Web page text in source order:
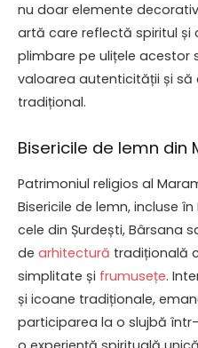
nu doar elemente
artă care reflectă spiritul și
plimbare pe ulițele acestor
valoarea autenticității și să
tradițional.
Bisericile de lemn din
Patrimoniul religios al
Bisericile de lemn, incluse
cele din Șurdești, Bârsana
de arhitectură tradițională
simplitate și frumusețe.
și icoane tradiționale,
participarea la o slujbă